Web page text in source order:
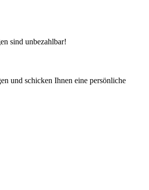
sind unbezahlbar!
und schicken Ihnen eine persönliche